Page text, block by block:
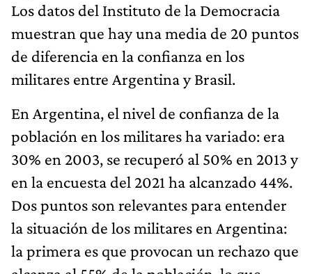
Los datos del Instituto de la Democracia
muestran que hay una media de 20 puntos
de diferencia en la confianza en los
militares entre Argentina y Brasil.
En Argentina, el nivel de confianza de la
población en los militares ha variado: era
30% en 2003, se recuperó al 50% en 2013 y
en la encuesta del 2021 ha alcanzado 44%.
Dos puntos son relevantes para entender
la situación de los militares en Argentina:
la primera es que provocan un rechazo que